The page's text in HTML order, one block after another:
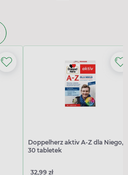
Doppelherz aktiv A-Z dla Niego,
30 tabletek
32,99 zł